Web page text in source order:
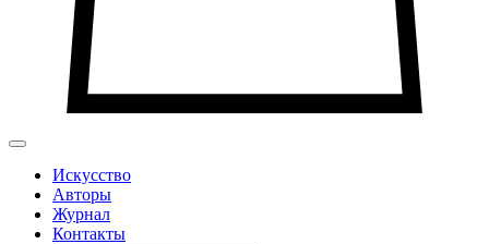
Искусство
Авторы
Журнал
Контакты